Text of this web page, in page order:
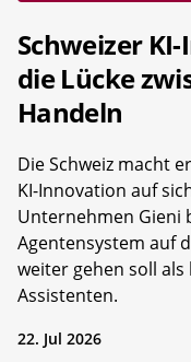
Schweizer
die Lücke
Handeln
Die Schweiz macht
KI-Innovation auf
Unternehmen Gieni
Agentensystem auf
weiter gehen soll als
Assistenten.
22. Jul 2026